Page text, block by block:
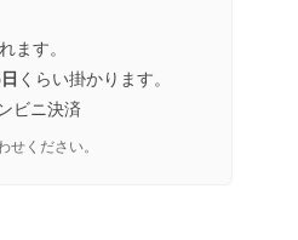
ます。
くらい掛かります。
ビニ決済
せください。